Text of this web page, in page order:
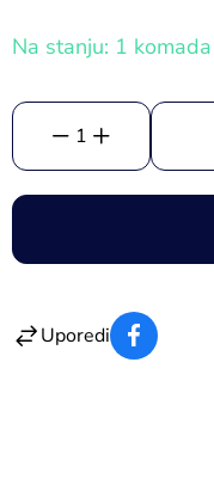
Na stanju: 1 komada
1
Uporedi